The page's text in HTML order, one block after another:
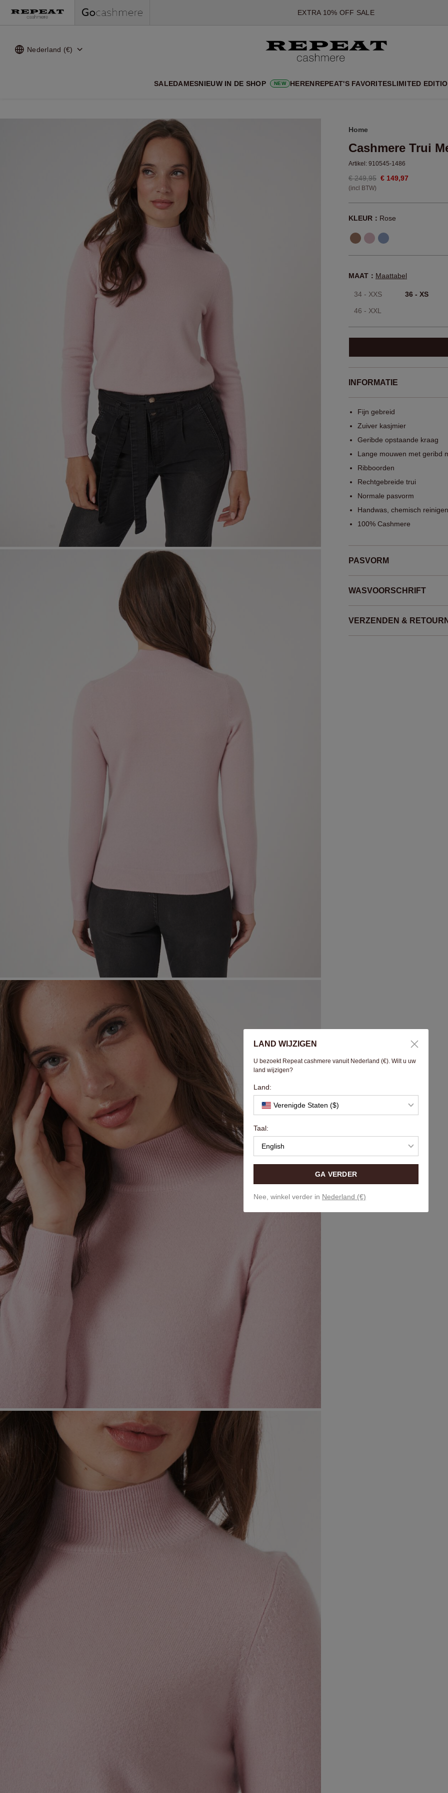
*AANBIEDING IS GELDIG T/M 12 AUGUSTUS 2026
*NIET GELDIG VOOR LIMITED EDITION
*UITZONDERINGEN KUNNEN VAN TOEPASSING ZIJN
NIEUWE CASHMERE COLLECTIE
EXTRA 10% OFF SALE
Nederland (€)
SALEDAMESNIEUW IN DE SHOP NEW HERENREPEAT'S FAVORITESLIMITED
Home
Cashmere Trui
Artikel: 910545-1486
€ 249,95 € 149,97
(incl BTW)
KLEUR： Rose
MAAT： Maattabel
34 - XXS 36 - XS
46 - XXL
INFORMATIE
Fijn gebreid
Zuiver kasjmier
Geribde opstaande kraag
Lange mouwen met geribd
Ribboorden
Rechtgebreide trui
Normale pasvorm
Handwas, chemisch
100% Cashmere
PASVORM
WASVOORSCHRIFT
VERZENDEN &
LAND WIJZIGEN
U bezoekt Repeat cashmere vanuit Nederland (€). Wilt u uw
land wijzigen?
Land:
Verenigde Staten ($)
Taal:
English
GA VERDER
Nee, winkel verder in Nederland (€)